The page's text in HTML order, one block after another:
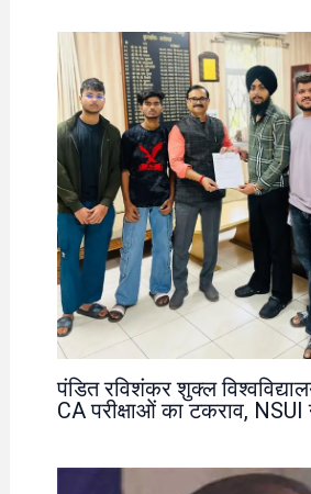
पंडित रविशंकर शुक्ल
CA परीक्षाओं का टकराव, NSUI